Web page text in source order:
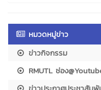
หมวดหมู่ข่าว
ข่าวกิจกรรม
RMUTL ช่อง